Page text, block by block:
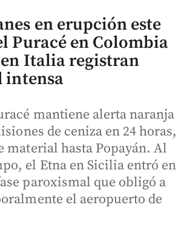
en erupción este
Puracé en Colombia
Italia registran
intensa
mantiene alerta naranja
de ceniza en 24 horas,
material hasta Popayán. Al
el Etna en Sicilia entró en
paroxismal que obligó a
el aeropuerto de